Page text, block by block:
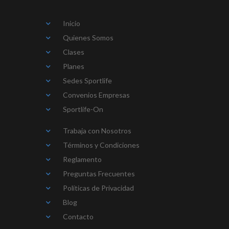
Inicio
Quienes Somos
Clases
Planes
Sedes Sportlife
Convenios Empresas
Sportlife-On
Trabaja con Nosotros
Términos y Condiciones
Reglamento
Preguntas Frecuentes
Políticas de Privacidad
Blog
Contacto